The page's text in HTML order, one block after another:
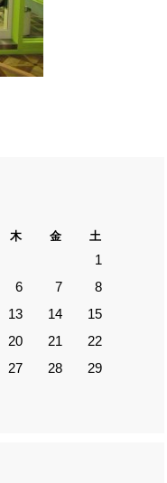
木 金 土
1
6 7
8
13 14
15
20 21
22
27 28
29